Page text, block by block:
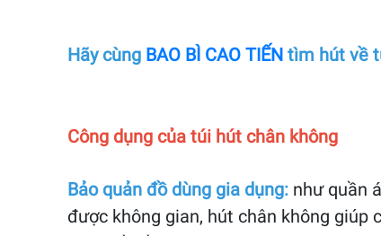
Hãy cùng BAO BÌ CAO TIẾNtìm hút về
Công dụng của túi hút chân không
Bảo quản đồ dùng gia dụng: như quần
được không gian, hút chân không